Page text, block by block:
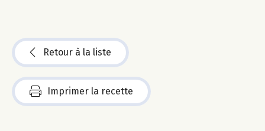
Retour à la liste
Imprimer la recette